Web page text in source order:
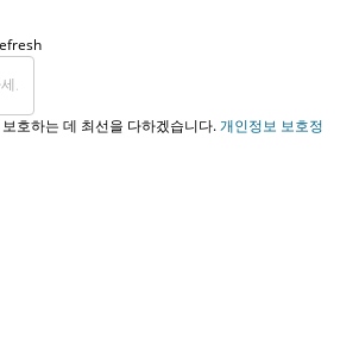
호하는 데 최선을 다하겠습니다.개인정보 보호정